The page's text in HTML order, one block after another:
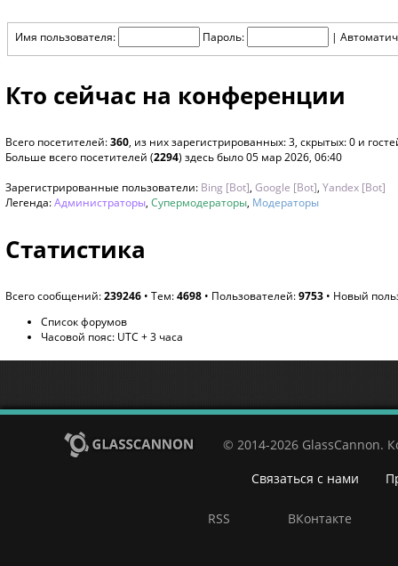
Имя пользователя: Пароль: |
Кто сейчас на конференции
Всего посетителей:360, из них зарегистрированных: 3, скрытых: 0 и
Больше всего посетителей (2294) здесь было 05 мар 2026, 06:40
Зарегистрированные пользователи: Bing [Bot], Google [Bot], Yandex [Bot]
Легенда:Администраторы, Супермодераторы, Модераторы
Статистика
Всего сообщений:239246 • Тем:4698 • Пользователей:9753 • Новый
Список форумов
Часовой пояс: UTC + 3 часа
© 2014-2026 GlassCannon.
Связаться с нами
RSS ВКонтакте